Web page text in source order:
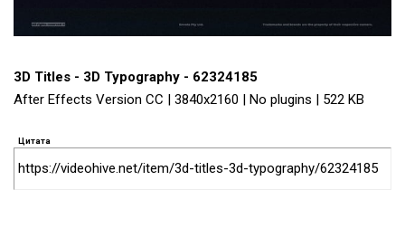
3D Titles - 3D Typography - 62324185
After Effects Version CC | 3840x2160 | No plugins | 522 KB
Цитата
https://videohive.net/item/3d-titles-3d-typography/62324185